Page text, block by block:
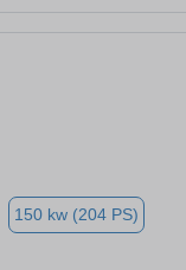
150 kw (204 PS)